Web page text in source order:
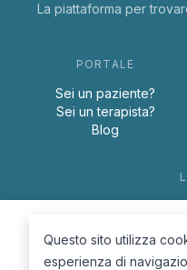
La piattaforma per
PORTALE
Sei un paziente?
Sei un terapista?
Blog
Questo sito utilizza
esperienza di